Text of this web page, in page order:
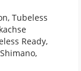
Tubeless
Ready,